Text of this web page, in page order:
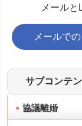
メール
メールで
サブコンテ
協議離婚